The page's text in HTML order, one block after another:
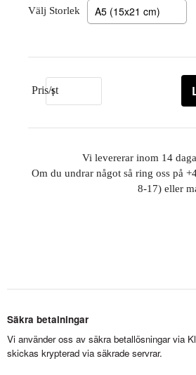
Välj Storlek
Pris/st
Vi levererar inom 14
Om du undrar något så ring oss på
8-17) eller
Säkra betalningar
Vi använder oss av säkra betallösningar via
skickas krypterad via säkrade servrar.